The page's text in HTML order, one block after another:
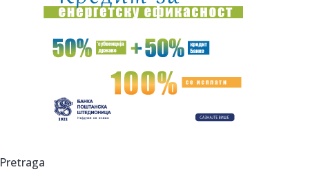
21:12:DEJAN STANKOVIĆ NAJAVIO PRILIČNO SPEKTAKULARNU
ZVEZDU U LILU: M...
21:02:Deca mogu imati astmu, a da niko ne primeti: Pedijatar
otkriva zn...
Ove jakne će obeležiti proleće, a mi smo već izdvojili
21:00:Diznijev promašaj godine: Rimejk "Snežane" doneo
Srbije u...
Pretraga